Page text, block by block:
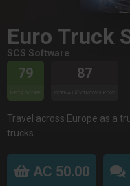
Euro Truck
SCS Software
79
METASCORE
87
OCENA UŻYTKOWNIKÓW
Travel across Europe as a
trucks.
AC 50.00